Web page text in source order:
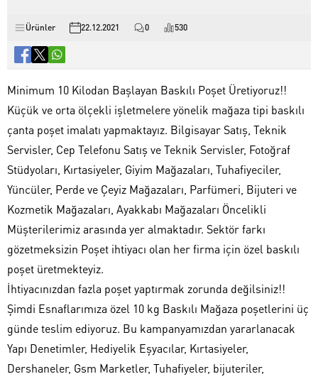
Ürünler 22.12.2021 0 530
Minimum 10 Kilodan Başlayan Baskılı Poşet Üretiyoruz!!
Küçük ve orta ölçekli işletmelere yönelik mağaza tipi baskılı
çanta poşet imalatı yapmaktayız. Bilgisayar Satış, Teknik
Servisler, Cep Telefonu Satış ve Teknik Servisler, Fotoğraf
Stüdyoları, Kırtasiyeler, Giyim Mağazaları, Tuhafiyeciler,
Yüncüler, Perde ve Çeyiz Mağazaları, Parfümeri, Bijuteri ve
Kozmetik Mağazaları, Ayakkabı Mağazaları Öncelikli
Müşterilerimiz arasında yer almaktadır. Sektör farkı
gözetmeksizin Poşet ihtiyacı olan her firma için özel baskılı
poşet üretmekteyiz.
İhtiyacınızdan fazla poşet yaptırmak zorunda değilsiniz!!
Şimdi Esnaflarımıza özel 10 kg Baskılı Mağaza poşetlerini üç
günde teslim ediyoruz. Bu kampanyamızdan yararlanacak
Yapı Denetimler, Hediyelik Eşyacılar, Kırtasiyeler,
Dershaneler, Gsm Marketler, Tuhafiyeler, bijuteriler,